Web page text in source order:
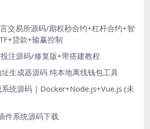
交易所源码/期权秒合约+杠杆合约+智
贷款+输赢控制
注源码/修复版+带搭建教程
生成器源码 纯本地离线钱包工具
统源码 | Docker+Node.js+Vue.js (未
件系统源码下载